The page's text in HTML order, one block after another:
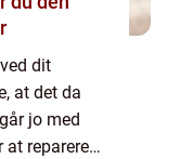
dit
at det da
jo med
at reparere